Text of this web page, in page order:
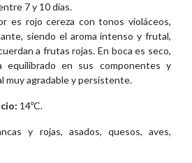
7 y 10 días.
es rojo cereza con tonos violáceos,
siendo el aroma intenso y frutal,
a frutas rojas. En boca es seco,
equilibrado en sus componentes y
muy agradable y persistente.
14ºC.
y rojas, asados, quesos, aves,